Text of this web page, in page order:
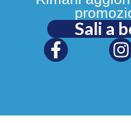
Sali a